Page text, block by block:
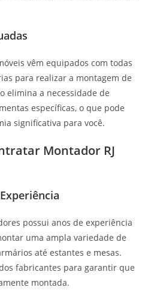
vêm equipados com todas
para realizar a montagem de
elimina a necessidade de
específicas, o que pode
significativa para você.
Montador RJ
possui anos de experiência
uma ampla variedade de
até estantes e mesas.
fabricantes para garantir que
montada.